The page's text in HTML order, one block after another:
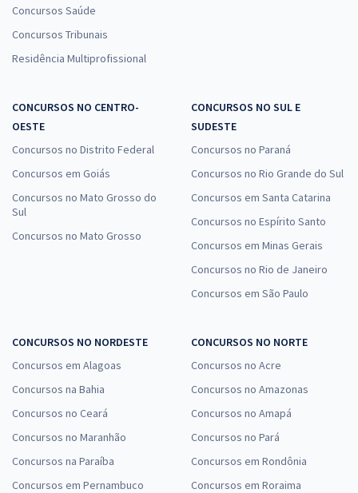
Concursos Saúde
Concursos Tribunais
Residência Multiprofissional
CONCURSOS NO CENTRO-
OESTE
Concursos no Distrito Federal
Concursos em Goiás
Concursos no Mato Grosso do
Sul
Concursos no Mato Grosso
CONCURSOS NO SUL E
SUDESTE
Concursos no Paraná
Concursos no Rio Grande do Sul
Concursos em Santa Catarina
Concursos no Espírito Santo
Concursos em Minas Gerais
Concursos no Rio de Janeiro
Concursos em São Paulo
CONCURSOS NO NORDESTE
Concursos em Alagoas
Concursos na Bahia
Concursos no Ceará
Concursos no Maranhão
Concursos na Paraíba
Concursos em Pernambuco
CONCURSOS NO NORTE
Concursos no Acre
Concursos no Amazonas
Concursos no Amapá
Concursos no Pará
Concursos em Rondônia
Concursos em Roraima